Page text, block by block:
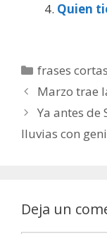
Quien
Categorías
frases cortas
Marzo trae
Ya antes de
lluvias con
Deja un